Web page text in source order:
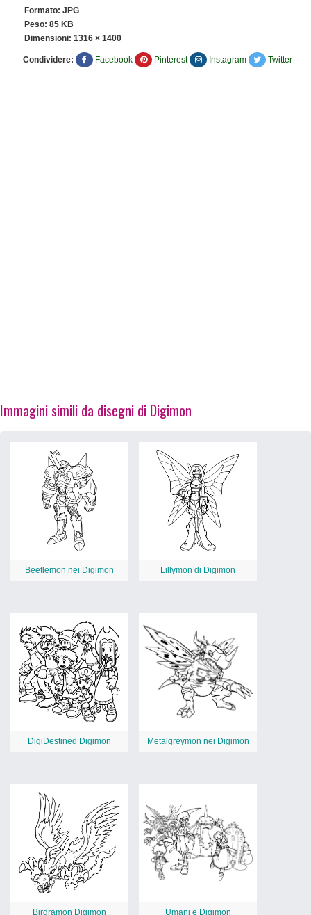
Formato: JPG
Peso: 85 KB
Dimensioni: 1316 × 1400
Condividere: Facebook Pinterest Instagram Twitter
Immagini simili da disegni di Digimon
Beetlemon nei Digimon Lillymon di Digimon
DigiDestined Digimon Metalgreymon nei Digimon
Birdramon Digimon Umani e Digimon